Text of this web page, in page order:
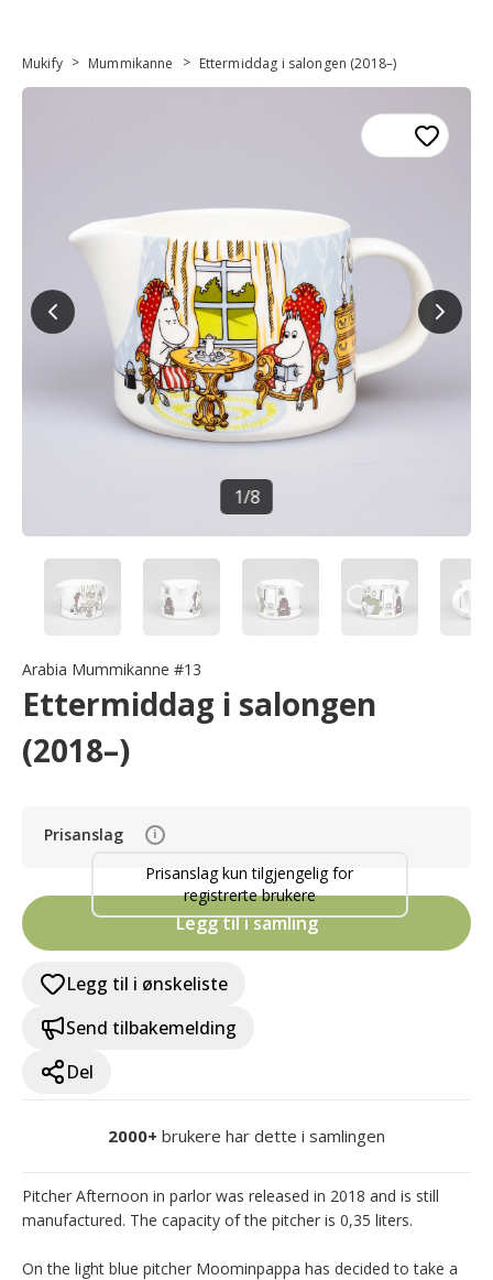
Mukify > Mummikanne > Ettermiddag i salongen (2018–)
1/8
Arabia Mummikanne #13
Ettermiddag i salongen
(2018–)
Prisanslag i
Prisanslag kun tilgjengelig for
registrerte brukere
Legg til i samling
Legg til i ønskeliste
Send tilbakemelding
Del
2000+ brukere har dette i samlingen
Pitcher Afternoon in parlor was released in 2018 and is still
manufactured. The capacity of the pitcher is 0,35 liters.
On the light blue pitcher Moominpappa has decided to take a